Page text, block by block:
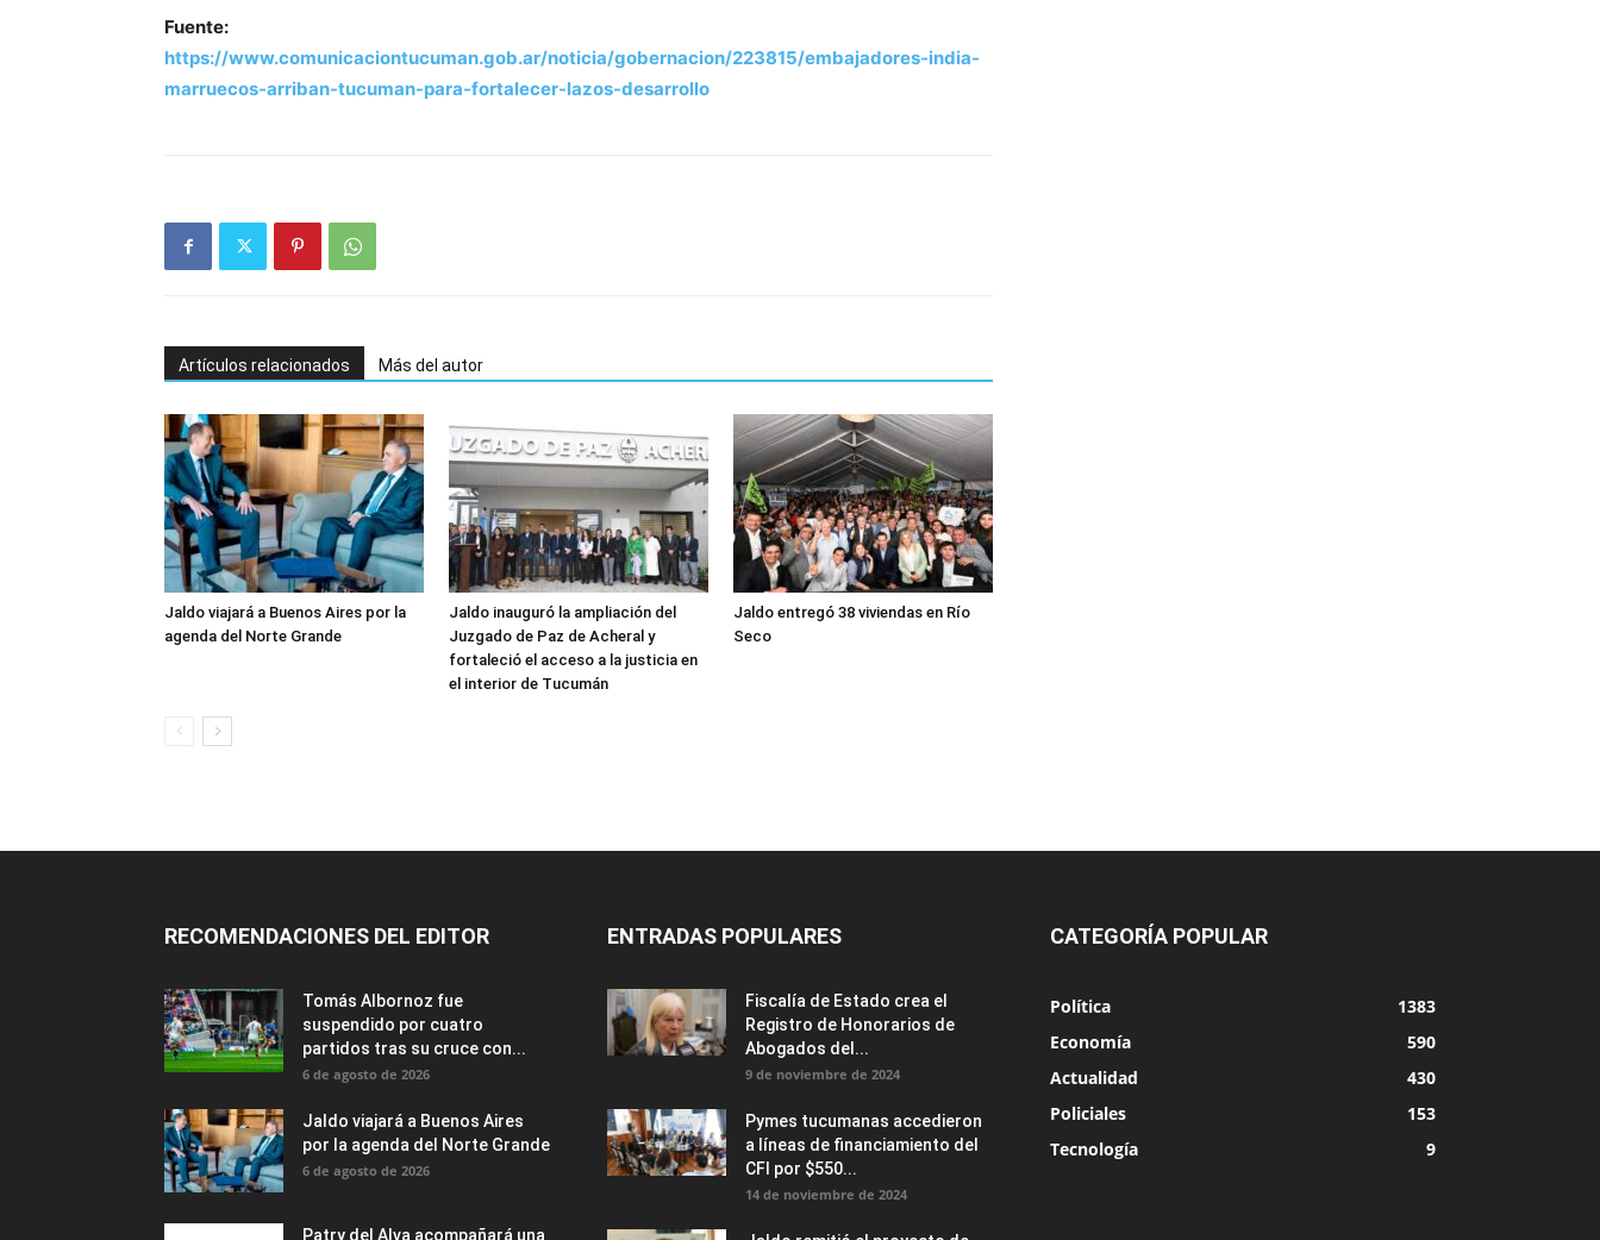
Fuente:
https://www.comunicaciontucuman.gob.ar/noticia/gobernacion/223815/embajadores-india-
marruecos-arriban-tucuman-para-fortalecer-lazos-desarrollo
Artículos relacionados Más del autor
Jaldo viajará a Buenos Aires por la
agenda del Norte Grande
Jaldo inauguró la ampliación del
Juzgado de Paz de Acheral y
fortaleció el acceso a la justicia en
el interior de Tucumán
Jaldo entregó 38 viviendas en Río
Seco
RECOMENDACIONES DEL EDITOR
Tomás Albornoz fue
suspendido por cuatro
partidos tras su cruce con...
6 de agosto de 2026
Jaldo viajará a Buenos Aires
por la agenda del Norte Grande
6 de agosto de 2026
Patry del Alva acompañará una
ENTRADAS POPULARES
Fiscalía de Estado crea el
Registro de Honorarios de
Abogados del...
9 de noviembre de 2024
Pymes tucumanas accedieron
a líneas de financiamiento del
CFI por $550...
14 de noviembre de 2024
CATEGORÍA POPULAR
Política
1383
Economía
590
Actualidad
430
Policiales
153
Tecnología
9